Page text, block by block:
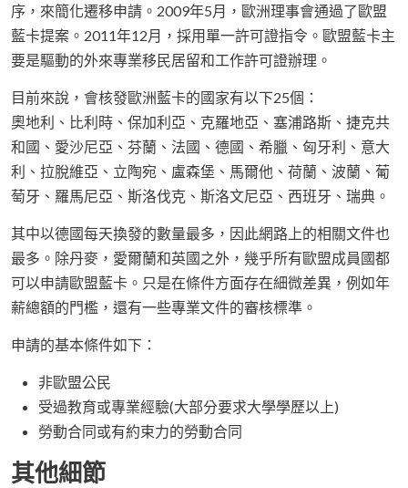
序，來簡化遷移申請。2009年5月，歐洲理事會通過了歐盟
藍卡提案。2011年12月，採用單一許可證指令。歐盟藍卡主
要是驅動的外來專業移民居留和工作許可證辦理。
目前來說，會核發歐洲藍卡的國家有以下25個：
奧地利、比利時、保加利亞、克羅地亞、塞浦路斯、捷克共
和國、愛沙尼亞、芬蘭、法國、德國、希臘、匈牙利、意大
利、拉脫維亞、立陶宛、盧森堡、馬爾他、荷蘭、波蘭、葡
萄牙、羅馬尼亞、斯洛伐克、斯洛文尼亞、西班牙、瑞典。
其中以德國每天換發的數量最多，因此網路上的相關文件也
最多。除丹麥，愛爾蘭和英國之外，幾乎所有歐盟成員國都
可以申請歐盟藍卡。只是在條件方面存在細微差異，例如年
薪總額的門檻，還有一些專業文件的審核標準。
申請的基本條件如下：
非歐盟公民
受過教育或專業經驗(大部分要求大學學歷以上)
勞動合同或有約束力的勞動合同
其他細節